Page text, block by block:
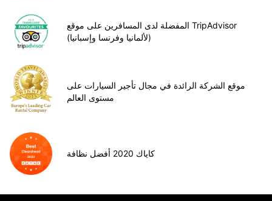
المفضلة لدى المسافرين على موقع TripAdvisor
(لألمانيا وفرنسا وإسبانيا)
موقع الشركة الرائدة في مجال تأجير السيارات على
مستوى العالم
كاياك 2020 أفضل نظافة